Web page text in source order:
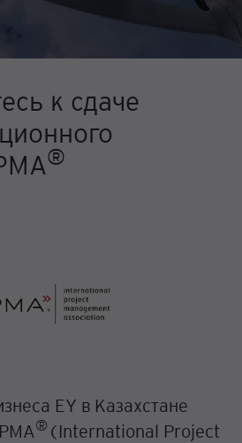
к сдаче
®
EY в Казахстане
® (International Project